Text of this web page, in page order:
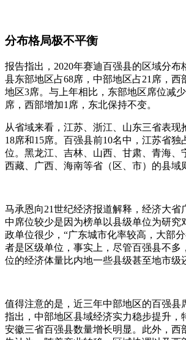
分布格局极不平衡
报告指出，2020年赛迪百强县的区域分布
县东部地区占68席，中部地区占21席，西
地区3席。与上年相比，东部地区席位减
席，西部增加1席，东北保持不变。
从省域来看，江苏、浙江、山东三省表现
18席和15席。百强县前10名中，江苏省独
位。黑龙江、吉林、山西、甘肃、青海、
西藏、广西、海南等省（区、市）的县域
马承恩向21世纪经济报道解释，经济大省
中席位较少是因为榜单以县级单位为研究
政单位很少，“广东城市化率较高，大部
者是区级单位，事实上，尽管百强县不多
位的经济体量比内地一些县级甚至地市级
值得注意的是，近三年中部地区的百强县
指出，中部地区县域经济实力稳步提升，
安徽三省百强县数量增长明显。此外，西